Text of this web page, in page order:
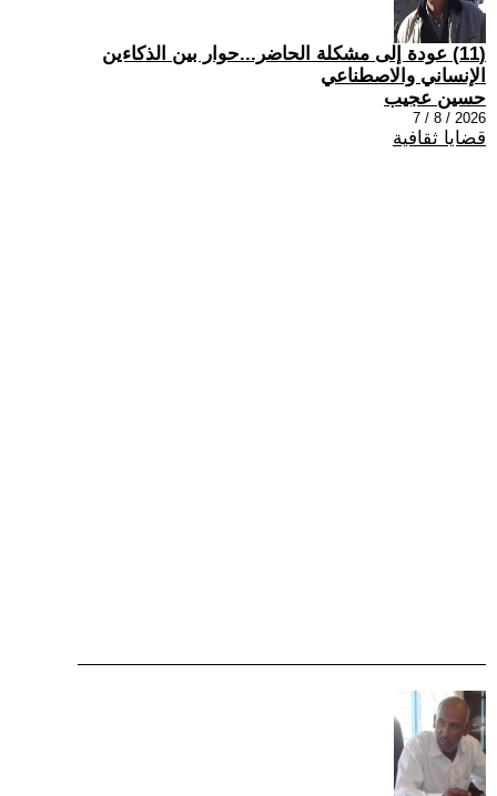
(11) عودة إلى مشكلة الحاضر...حوار بين الذكاءين
الإنساني والاصطناعي
حسين عجيب
2026 / 8 / 7
قضايا ثقافية